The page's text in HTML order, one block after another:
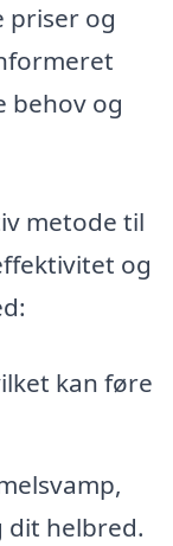
priser og
behov og
metode til
og
kan føre
dit helbred.